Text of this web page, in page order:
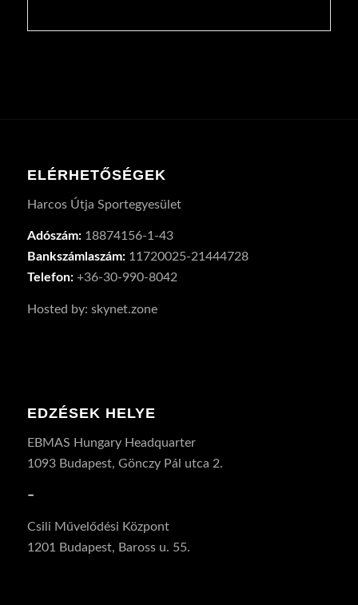
ELÉRHETŐSÉGEK
Harcos Útja Sportegyesület
Adószám:18874156-1-43
Bankszámlaszám:11720025-21444728
Telefon:+36-30-990-8042
Hosted by: skynet.zone
EDZÉSEK HELYE
EBMAS Hungary Headquarter
1093 Budapest, Gönczy Pál utca 2.
–
Csili Művelődési Központ
1201 Budapest, Baross u. 55.